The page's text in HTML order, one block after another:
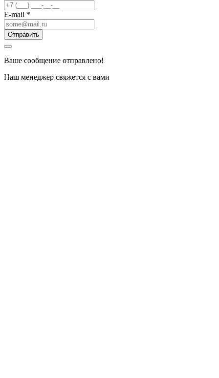
E-mail *
Отправить
Ваше сообщение отправлено!
Наш менеджер свяжется с вами